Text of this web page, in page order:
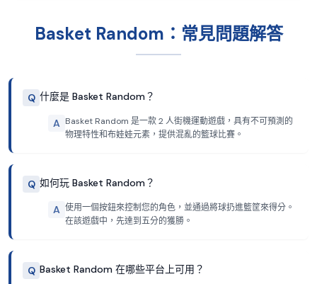
Basket Random：常見問題解答
Q 什麼是 Basket Random？
A Basket Random 是一款 2 人街機運動遊戲，具有不可預測的
物理特性和布娃娃元素，提供混亂的籃球比賽。
Q 如何玩 Basket Random？
A 使用一個按鈕來控制您的角色，並通過將球扔進籃筐來得分。
在該遊戲中，先達到五分的獲勝。
Q Basket Random 在哪些平台上可用？